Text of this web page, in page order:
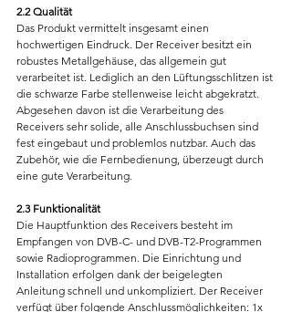
2.2 Qualität
Das Produkt vermittelt insgesamt einen
hochwertigen Eindruck. Der Receiver besitzt ein
robustes Metallgehäuse, das allgemein gut
verarbeitet ist. Lediglich an den Lüftungsschlitzen ist
die schwarze Farbe stellenweise leicht abgekratzt.
Abgesehen davon ist die Verarbeitung des
Receivers sehr solide, alle Anschlussbuchsen sind
fest eingebaut und problemlos nutzbar. Auch das
Zubehör, wie die Fernbedienung, überzeugt durch
eine gute Verarbeitung.
2.3 Funktionalität
Die Hauptfunktion des Receivers besteht im
Empfangen von DVB-C- und DVB-T2-Programmen
sowie Radioprogrammen. Die Einrichtung und
Installation erfolgen dank der beigelegten
Anleitung schnell und unkompliziert. Der Receiver
verfügt über folgende Anschlussmöglichkeiten: 1x